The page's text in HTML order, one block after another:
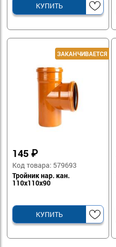
КУПИТЬ
145 ₽
Код товара: 579693
Тройник нар. кан.
110х110х90
КУПИТЬ